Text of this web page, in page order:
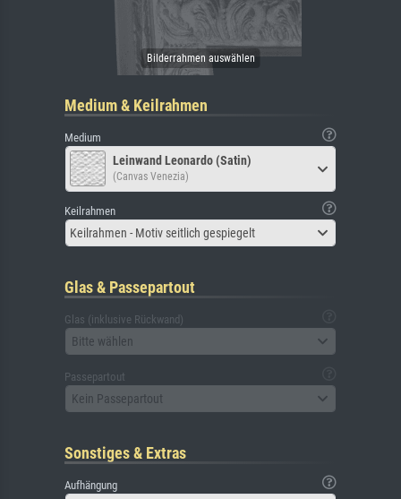
Medium & Keilrahmen
Medium
Leinwand Leonardo (Satin)
(Canvas Venezia)
Keilrahmen
Keilrahmen - Motiv seitlich gespiegelt
Glas & Passepartout
Glas (inklusive Rückwand)
Bitte wählen
Passepartout
Kein Passepartout
Sonstiges & Extras
Aufhängung